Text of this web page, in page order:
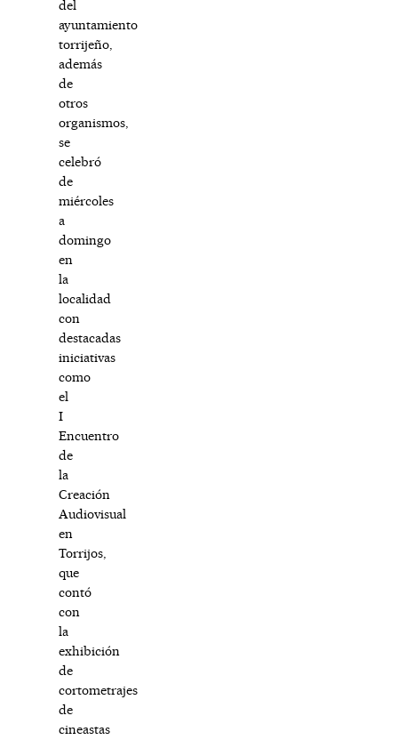
del
ayuntamiento
torrijeño,
además
de
otros
organismos,
se
celebró
de
miércoles
a
domingo
en
la
localidad
con
destacadas
iniciativas
como
el
I
Encuentro
de
la
Creación
Audiovisual
en
Torrijos,
que
contó
con
la
exhibición
de
cortometrajes
de
cineastas